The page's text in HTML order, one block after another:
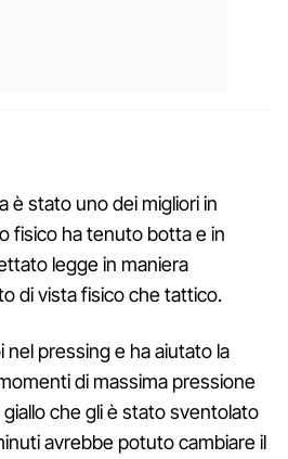
è stato uno dei migliori in
fisico ha tenuto botta e in
legge in maniera
di vista fisico che tattico.
nel pressing e ha aiutato la
di massima pressione
giallo che gli è stato sventolato
avrebbe potuto cambiare il